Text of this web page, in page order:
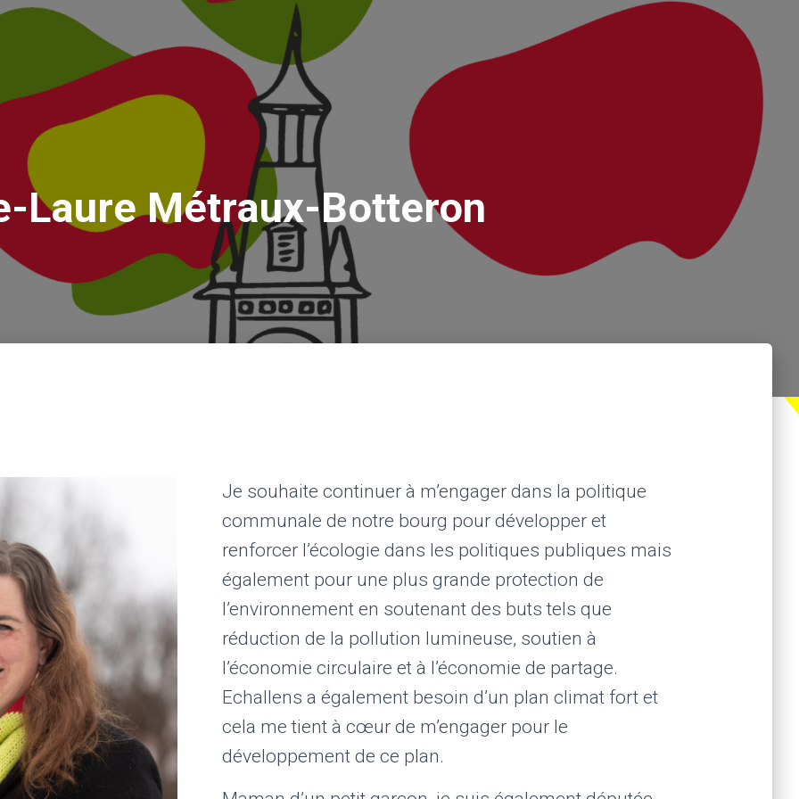
Laure Métraux-Botteron
Je souhaite continuer à m’engager dans la politique
communale de notre bourg pour développer et
renforcer l’écologie dans les politiques publiques mais
également pour une plus grande protection de
l’environnement en soutenant des buts tels que
réduction de la pollution lumineuse, soutien à
l’économie circulaire et à l’économie de partage.
Echallens a également besoin d’un plan climat fort et
cela me tient à cœur de m’engager pour le
développement de ce plan.